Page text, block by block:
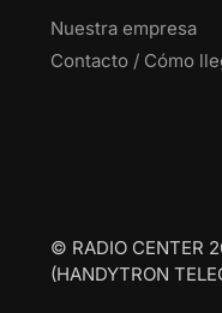
Nuestra empresa
Contacto / Cómo
© RADIO CENTER
(HANDYTRON